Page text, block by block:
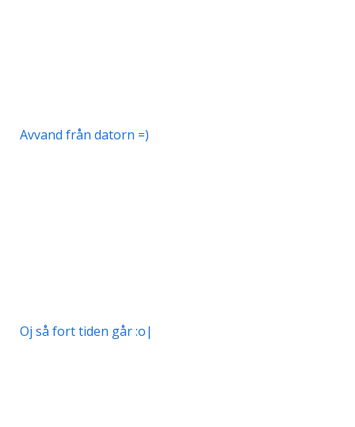
Avvand från datorn =)
Oj så fort tiden går :o|